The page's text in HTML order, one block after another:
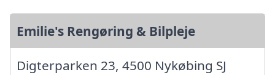
Emilie's Rengøring & Bilpleje
Digterparken 23, 4500 Nykøbing SJ